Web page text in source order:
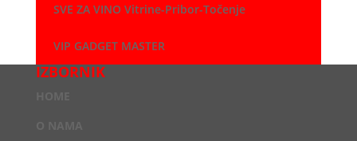
SVE ZA VINO Vitrine-Pribor-Točenje
VIP GADGET MASTER
IZBORNIK